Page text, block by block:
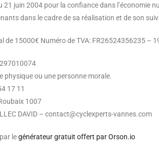
21 juin 2004 pour la confiance dans l’économie
dans le cadre de sa réalisation et de son
de 15000€ Numéro de TVA: FR26524356235 –
physique ou une personne morale.
17 11
1007
DAVID – contact@cyclexperts-vannes.com
legénérateur gratuit offert par Orson.io